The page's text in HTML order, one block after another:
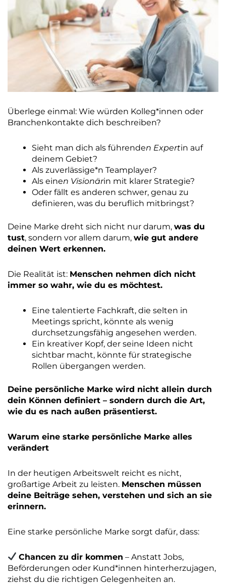
Überlege einmal: Wie würden Kolleg*innen oder
Branchenkontakte dich beschreiben?
Sieht man dich als führenden Expertin auf
deinem Gebiet?
Als zuverlässige*n Teamplayer?
Als einen Visionärin mit klarer Strategie?
Oder fällt es anderen schwer, genau zu
definieren, was du beruflich mitbringst?
Deine Marke dreht sich nicht nur darum, was du
tust, sondern vor allem darum, wie gut andere
deinen Wert erkennen.
Die Realität ist: Menschen nehmen dich nicht
immer so wahr, wie du es möchtest.
Eine talentierte Fachkraft, die selten in
Meetings spricht, könnte als wenig
durchsetzungsfähig angesehen werden.
Ein kreativer Kopf, der seine Ideen nicht
sichtbar macht, könnte für strategische
Rollen übergangen werden.
Deine persönliche Marke wird nicht allein durch
dein Können definiert – sondern durch die Art,
wie du es nach außen präsentierst.
Warum eine starke persönliche Marke alles
verändert
In der heutigen Arbeitswelt reicht es nicht,
großartige Arbeit zu leisten. Menschen müssen
deine Beiträge sehen, verstehen und sich an sie
erinnern.
Eine starke persönliche Marke sorgt dafür, dass:
Chancen zu dir kommen – Anstatt Jobs,
Beförderungen oder Kund*innen hinterherzujagen,
ziehst du die richtigen Gelegenheiten an.